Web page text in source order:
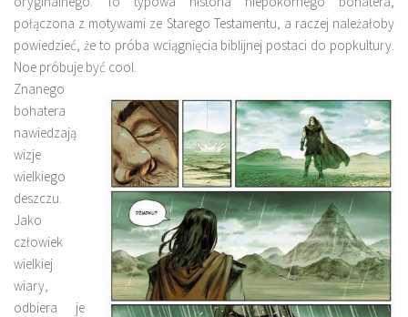
połączona z motywami ze Starego Testamentu, a raczej należałoby
powiedzieć, że to próba wciągnięcia biblijnej postaci do popkultury.
Noe próbuje być cool.
Znanego
bohatera
nawiedzają
wizje
wielkiego
deszczu.
Jako
człowiek
wielkiej
wiary,
odbiera je